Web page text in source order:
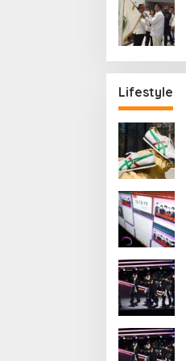
Lifestyle